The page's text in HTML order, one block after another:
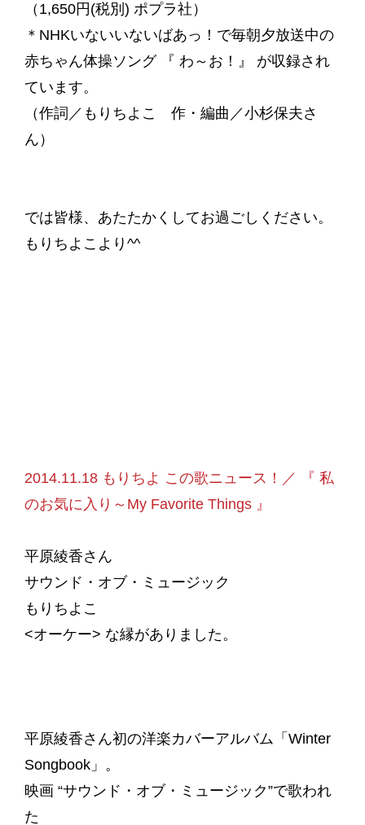
（1,650円(税別) ポプラ社）
＊NHKいないいないばあっ！で毎朝夕放送中の
赤ちゃん体操ソング 『 わ～お！』 が収録され
ています。
（作詞／もりちよこ 作・編曲／小杉保夫さ
ん）
では皆様、あたたかくしてお過ごしください。
もりちよこより^^
2014.11.18 もりちよ この歌ニュース！／ 『 私
のお気に入り～My Favorite Things 』
平原綾香さん
サウンド・オブ・ミュージック
もりちよこ
<オーケー> な縁がありました。
平原綾香さん初の洋楽カバーアルバム「Winter
Songbook」。
映画 “サウンド・オブ・ミュージック”で歌われ
た